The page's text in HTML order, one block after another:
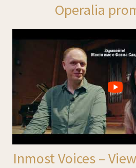
Operalia
Inmost Voices –